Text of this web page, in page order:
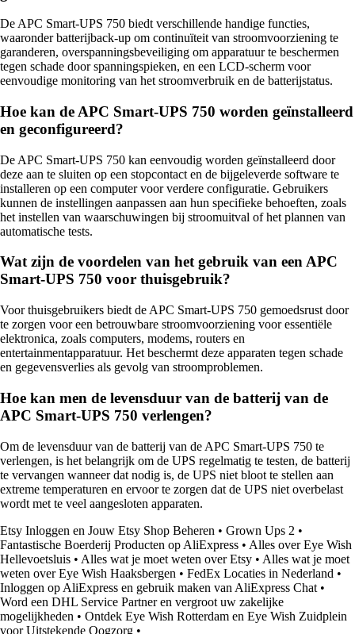
De APC Smart-UPS 750 biedt verschillende handige functies,
waaronder batterijback-up om continuïteit van stroomvoorziening te
garanderen, overspanningsbeveiliging om apparatuur te beschermen
tegen schade door spanningspieken, en een LCD-scherm voor
eenvoudige monitoring van het stroomverbruik en de batterijstatus.
Hoe kan de APC Smart-UPS 750 worden geïnstalleerd
en geconfigureerd?
De APC Smart-UPS 750 kan eenvoudig worden geïnstalleerd door
deze aan te sluiten op een stopcontact en de bijgeleverde software te
installeren op een computer voor verdere configuratie. Gebruikers
kunnen de instellingen aanpassen aan hun specifieke behoeften, zoals
het instellen van waarschuwingen bij stroomuitval of het plannen van
automatische tests.
Wat zijn de voordelen van het gebruik van een APC
Smart-UPS 750 voor thuisgebruik?
Voor thuisgebruikers biedt de APC Smart-UPS 750 gemoedsrust door
te zorgen voor een betrouwbare stroomvoorziening voor essentiële
elektronica, zoals computers, modems, routers en
entertainmentapparatuur. Het beschermt deze apparaten tegen schade
en gegevensverlies als gevolg van stroomproblemen.
Hoe kan men de levensduur van de batterij van de
APC Smart-UPS 750 verlengen?
Om de levensduur van de batterij van de APC Smart-UPS 750 te
verlengen, is het belangrijk om de UPS regelmatig te testen, de batterij
te vervangen wanneer dat nodig is, de UPS niet bloot te stellen aan
extreme temperaturen en ervoor te zorgen dat de UPS niet overbelast
wordt met te veel aangesloten apparaten.
Etsy Inloggen en Jouw Etsy Shop Beheren • Grown Ups 2 •
Fantastische Boerderij Producten op AliExpress • Alles over Eye Wish
Hellevoetsluis • Alles wat je moet weten over Etsy • Alles wat je moet
weten over Eye Wish Haaksbergen • FedEx Locaties in Nederland •
Inloggen op AliExpress en gebruik maken van AliExpress Chat •
Word een DHL Service Partner en vergroot uw zakelijke
mogelijkheden • Ontdek Eye Wish Rotterdam en Eye Wish Zuidplein
voor Uitstekende Oogzorg •